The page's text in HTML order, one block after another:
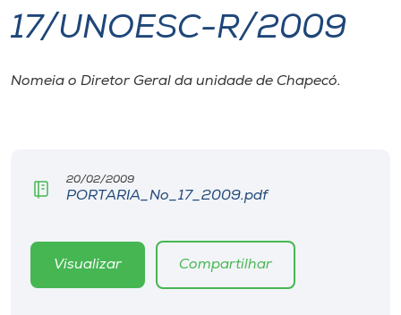
I.nova
CPA
Biblioteca
17/UNOESC-R/2009
Nomeia o Diretor Geral da unidade de Chapecó.
20/02/2009
PORTARIA_No_17_2009.pdf
Visualizar Compartilhar